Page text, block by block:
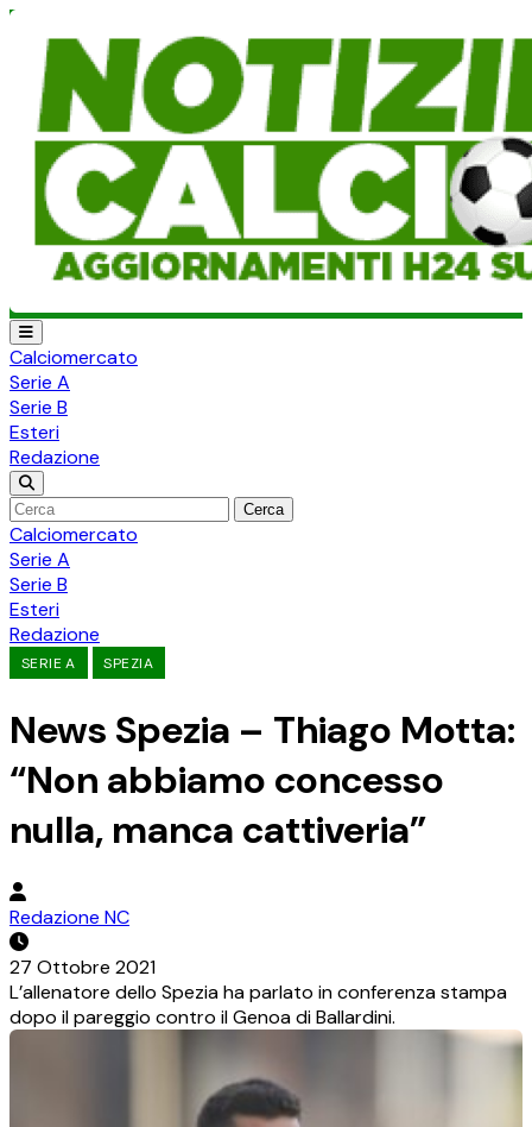
Calciomercato
Serie A
Serie B
Esteri
Redazione
Cerca
Calciomercato
Serie A
Serie B
Esteri
Redazione
SERIE A SPEZIA
News Spezia – Thiago Motta:
“Non abbiamo concesso
nulla, manca cattiveria”
Redazione NC
27 Ottobre 2021
L’allenatore dello Spezia ha parlato in conferenza stampa
dopo il pareggio contro il Genoa di Ballardini.